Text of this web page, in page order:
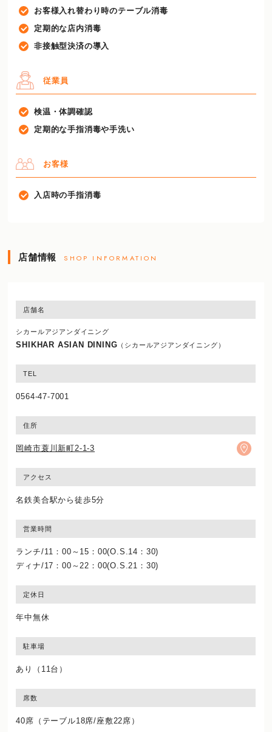
お客様入れ替わり時のテーブル消毒
定期的な店内消毒
非接触型決済の導入
従業員
検温・体調確認
定期的な手指消毒や手洗い
お客様
入店時の手指消毒
店舗情報 SHOP INFORMATION
店舗名
シカールアジアンダイニング
SHIKHAR ASIAN DINING （シカールアジアンダイニング）
TEL
0564-47-7001
住所
岡崎市蓑川新町2-1-3
アクセス
名鉄美合駅から徒歩5分
営業時間
ランチ/11：00～15：00(O.S.14：30)
ディナ/17：00～22：00(O.S.21：30)
定休日
年中無休
駐車場
あり（11台）
席数
40席（テーブル18席/座敷22席）